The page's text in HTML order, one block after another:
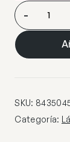
COLGANTE
ROWAN
METAL-
CUERDA
60W
E-
-
SKU:
Categoría: